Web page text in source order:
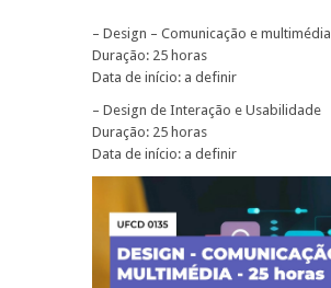
– Design – Comunicação e multimédia
Duração: 25 horas
Data de início: a definir
– Design de Interação e Usabilidade
Duração: 25 horas
Data de início: a definir